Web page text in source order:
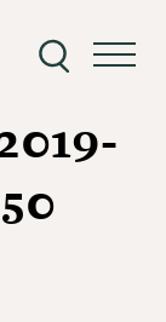
Zoeken